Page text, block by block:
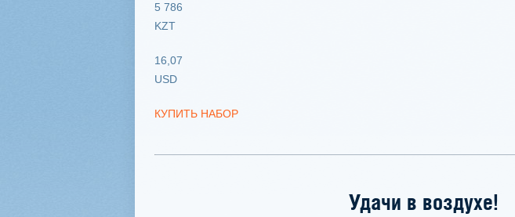
5 786
KZT
16,07
USD
КУПИТЬ НАБОР
Удачи в воздухе!